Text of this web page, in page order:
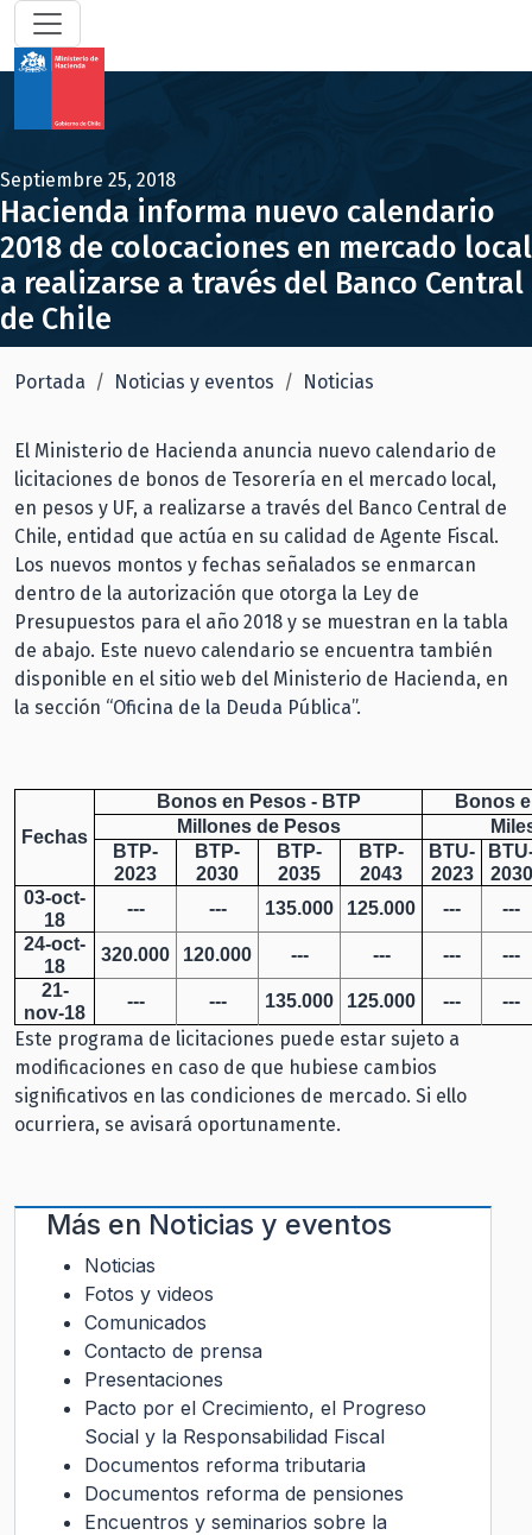
Septiembre 25, 2018
Hacienda informa nuevo calendario
2018 de colocaciones en mercado local
a realizarse a través del Banco Central
de Chile
Portada Noticias y eventos Noticias
El Ministerio de Hacienda anuncia nuevo calendario de
licitaciones de bonos de Tesorería en el mercado local,
en pesos y UF, a realizarse a través del Banco Central de
Chile, entidad que actúa en su calidad de Agente Fiscal.
Los nuevos montos y fechas señalados se enmarcan
dentro de la autorización que otorga la Ley de
Presupuestos para el año 2018 y se muestran en la tabla
de abajo. Este nuevo calendario se encuentra también
disponible en el sitio web del Ministerio de Hacienda, en
la sección “Oficina de la Deuda Pública”.
Fechas
Bonos en Pesos - BTP
Bonos
Millones de Pesos
BTP-
2023
BTP-
2030
BTP-
2035
BTP-
2043
BTU-
2023
2030
03-oct-
18
--- --- 135.000 125.000 ---
---
24-oct-
18
320.000 120.000 --- --- ---
---
21-
nov-18
--- --- 135.000 125.000 --- ---
Este programa de licitaciones puede estar sujeto a
modificaciones en caso de que hubiese cambios
significativos en las condiciones de mercado. Si ello
ocurriera, se avisará oportunamente.
Más en Noticias y eventos
Noticias
Fotos y videos
Comunicados
Contacto de prensa
Presentaciones
Pacto por el Crecimiento, el Progreso
Social y la Responsabilidad Fiscal
Documentos reforma tributaria
Documentos reforma de pensiones
Encuentros y seminarios sobre la